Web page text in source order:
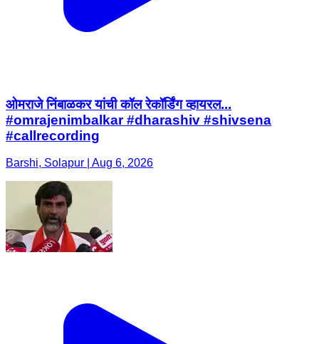
ओमराजे निंबाळकर यांची कॉल रेकॉर्डिंग व्हायरल...
#omrajenimbalkar #dharashiv #shivsena
#callrecording
Barshi, Solapur | Aug 6, 2026